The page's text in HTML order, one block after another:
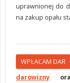
uprawnionej do
na zakup opału
WPŁACAM DAR
darowizny